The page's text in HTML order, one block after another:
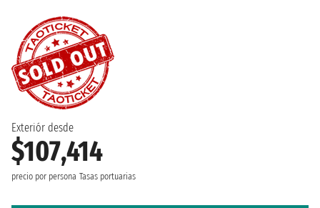
Exteriór desde
$107,414
precio por persona Tasas portuarias